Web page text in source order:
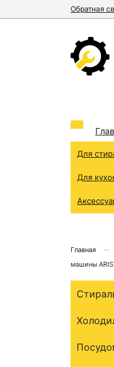
Обратная
Для
Для
Главная
машины